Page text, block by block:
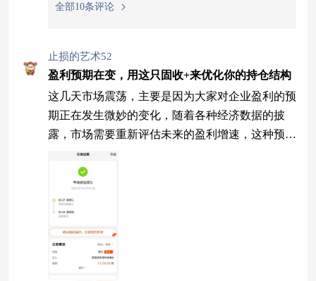
全部10条评论
止损的艺术52
盈利预期在变，用这只固收+来优化你的持仓结构
这几天市场震荡，主要是因为大家对企业盈利的预
期正在发生微妙的变化，随着各种经济数据的披
露，市场需要重新评估未来的盈利增速，这种预期
修正的过程往往伴随着股价的波动。当大家都变得
谨慎的时候，指数就很难有大的起色，更多的是在
区间里反复震荡。这种行情下，如果你还满仓权益
基金，可能会面临比较大的回撤风险。不如趁着震
荡，调整一下持仓结构，把一部分资金挪到固收
+产品里去。固收+的魅力在于它不依赖单一资产
的涨跌，